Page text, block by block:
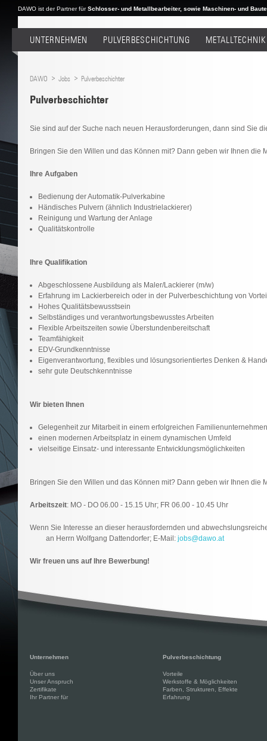
DAWO ist der Partner fürSchlosser- und Metallbearbeiter, sowie Maschinen- und
UNTERNEHMEN PULVERBESCHICHTUNG METALLTECHNIK
DAWO Jobs Pulverbeschichter
Pulverbeschichter
Sie sind auf der Suche nach neuen Herausforderungen, dann sind Sie
Bringen Sie den Willen und das Können mit? Dann geben wir Ihnen die
Ihre Aufgaben
Bedienung der Automatik-Pulverkabine
Händisches Pulvern (ähnlich Industrielackierer)
Reinigung und Wartung der Anlage
Qualitätskontrolle
Ihre Qualifikation
Abgeschlossene Ausbildung als Maler/Lackierer (m/w)
Erfahrung im Lackierbereich oder in der Pulverbeschichtung von
Hohes Qualitätsbewusstsein
Selbständiges und verantwortungsbewusstes Arbeiten
Flexible Arbeitszeiten sowie Überstundenbereitschaft
Teamfähigkeit
EDV-Grundkenntnisse
Eigenverantwortung, flexibles und lösungsorientiertes Denken &
sehr gute Deutschkenntnisse
Wir bieten Ihnen
Gelegenheit zur Mitarbeit in einem erfolgreichen Familienunternehmen
einen modernen Arbeitsplatz in einem dynamischen Umfeld
vielseitige Einsatz- und interessante Entwicklungsmöglichkeiten
Bringen Sie den Willen und das Können mit? Dann geben wir Ihnen die
Arbeitszeit: MO - DO 06.00 - 15.15 Uhr; FR 06.00 - 10.45 Uhr
Wenn Sie Interesse an dieser herausfordernden und
an Herrn Wolfgang Dattendorfer; E-Mail: jobs@dawo.at
Wir freuen uns auf Ihre Bewerbung!
Unternehmen Pulverbeschichtung
Über uns
Unser Anspruch
Zertifikate
Ihr Partner für
Vorteile
Werkstoffe & Möglichkeiten
Farben, Strukturen, Effekte
Erfahrung